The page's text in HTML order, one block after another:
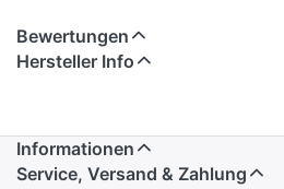
Bewertungen
Hersteller Info
Informationen
Service, Versand & Zahlung